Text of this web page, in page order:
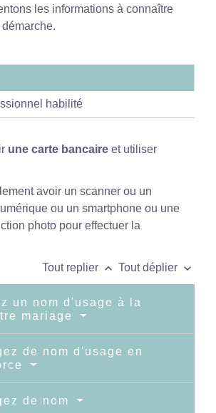
les informations à connaître
habilité
une carte bancaire et utiliser
avoir un scanner ou un
ou un smartphone ou une
photo pour effectuer la
Tout replier keyboard_arrow_up Tout déplier keyboard_arrow_down
un nom d'usage à la
mariage
de nom d'usage en
de nom